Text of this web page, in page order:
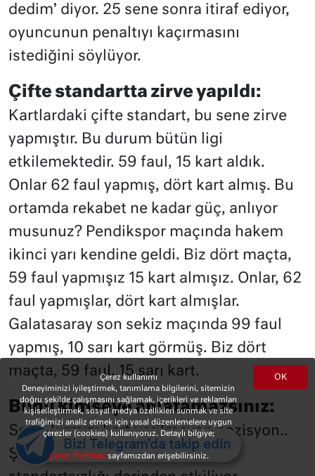
dedim’ diyor. 25 sene sonra itiraf ediyor,
oyuncunun penaltıyı kaçırmasını
istediğini söylüyor.
Çifte standartta zirve yapıldı:
Kartlardaki çifte standart, bu sene zirve
yapmıştır. Bu durum bütün ligi
etkilemektedir. 59 faul, 15 kart aldık.
Onlar 62 faul yapmış, dört kart almış. Bu
ortamda rekabet ne kadar güç, anlıyor
musunuz? Pendikspor maçında hakem
ikinci yarı kendine geldi. Biz dört maçta,
59 faul yapmışız 15 kart almışız. Onlar, 62
faul yapmışlar, dört kart almışlar.
Galatasaray son sekiz maçında 99 faul
yapmış, 10 sarı kart görmüş. Biz dört
maçta, 59 faul, 15 sarı kart.
Bunu kimseye anlatamazsınız:
Sekiz kırmızı kart verilmeyen pozisyon..
Şampiyonluk yarışını bu kart
OK
Çerez kullanımı
Deneyiminizi iyileştirmek, tanımlama bilgilerini, sitemizin
doğru şekilde çalışmasını sağlamak, içerikleri ve reklamları
kişiselleştirmek, sosyal medya özellikleri sunmak ve site
trafiğimizi analiz etmek için yasal düzenlemelere uygun
çerezler (cookies) kullanıyoruz. Detaylı bilgiye;
Çerez Politikasısayfamızdan erişebilirsiniz.
Bizi Telegram'da takip edin